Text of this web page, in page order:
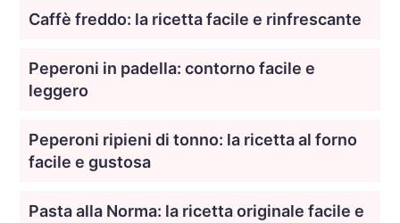
Caffè freddo: la ricetta facile e rinfrescante
Peperoni in padella: contorno facile e
leggero
Peperoni ripieni di tonno: la ricetta al forno
facile e gustosa
Pasta alla Norma: la ricetta originale facile e